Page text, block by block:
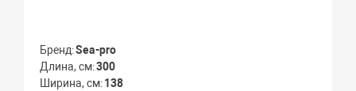
Бренд Sea-pro
Длина, см 300
Ширина, см 138